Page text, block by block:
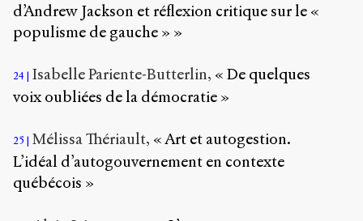
d’Andrew Jackson et réflexion critique sur le «
populisme de gauche » »
24 Isabelle Pariente-Butterlin, « De quelques
voix oubliées de la démocratie »
25 Mélissa Thériault, « Art et autogestion.
L’idéal d’autogouvernement en contexte
québécois »